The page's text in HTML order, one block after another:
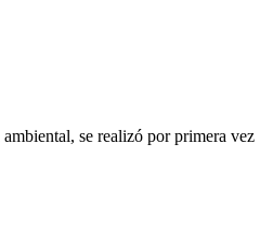
se realizó por primera vez